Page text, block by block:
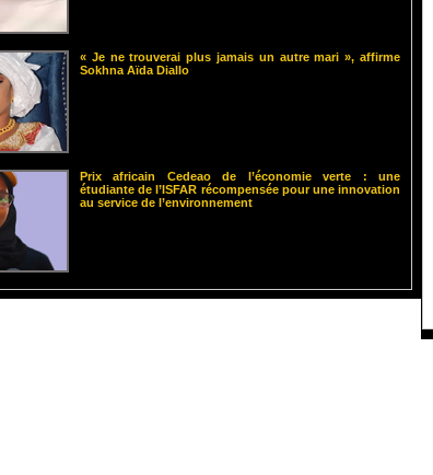
« Je ne trouverai plus jamais un autre mari », affirme
Sokhna Aïda Diallo
Prix africain Cedeao de l’économie verte : une
étudiante de l’ISFAR récompensée pour une innovation
au service de l’environnement